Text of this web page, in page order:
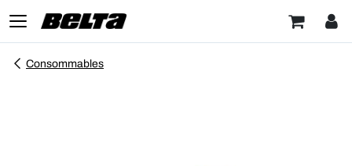
Consommables